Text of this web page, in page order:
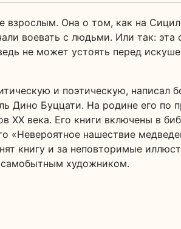
взрослым. Она о том, как на
воевать с людьми. Или так: эта
не может устоять перед
и поэтическую, написал
Дино Буццати. На родине его по
ХХ века. Его книги включены в
«Невероятное нашествие
книгу и за неповторимые
художником.